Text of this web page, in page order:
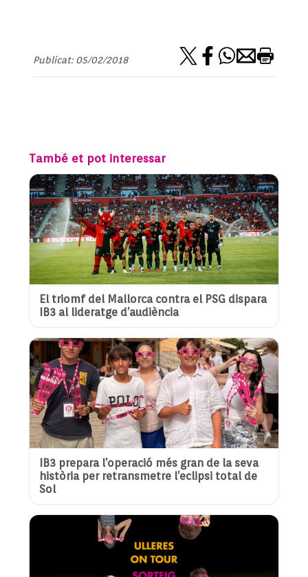
Publicat: 05/02/2018
També et pot interessar
El triomf del Mallorca contra el PSG dispara
IB3 al lideratge d’audiència
IB3 prepara l’operació més gran de la seva
història per retransmetre l’eclipsi total de
Sol